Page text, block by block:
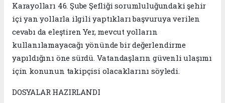
Karayolları 46. Şube Şefliği sorumluluğundaki şehir
içi yan yollarla ilgili yaptıkları başvuruya verilen
cevabı da eleştiren Yer, mevcut yolların
kullanılamayacağı yönünde bir değerlendirme
yapıldığını öne sürdü. Vatandaşların güvenli ulaşımı
için konunun takipçisi olacaklarını söyledi.
DOSYALAR HAZIRLANDI